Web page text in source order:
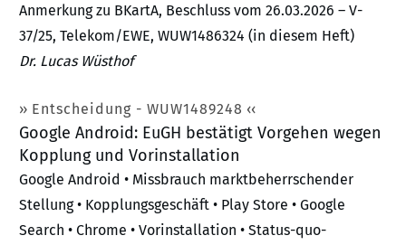
Anmerkung zu BKartA, Beschluss vom 26.03.2026 – V-
37/25, Telekom/EWE, WUW1486324 (in diesem Heft)
Dr. Lucas Wüsthof
Entscheidung - WUW1489248
Google Android: EuGH bestätigt Vorgehen wegen
Kopplung und Vorinstallation
Google Android • Missbrauch marktbeherrschender
Stellung • Kopplungsgeschäft • Play Store • Google
Search • Chrome • Vorinstallation • Status-quo-